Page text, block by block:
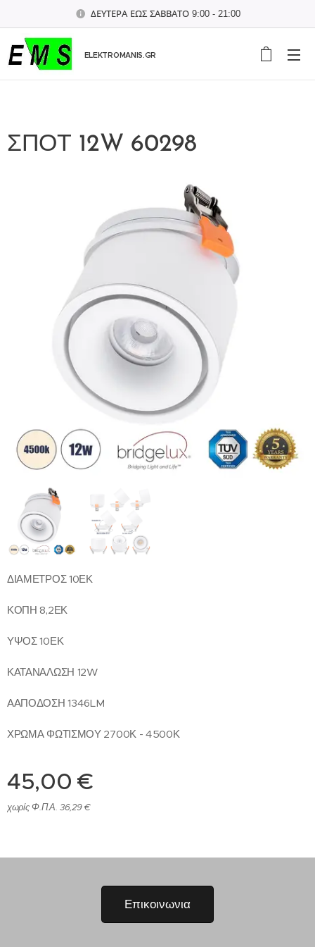
ΔΕΥΤΕΡΑ ΕΩΣ ΣΑΒΒΑΤΟ 9:00 - 21:00
ELEKTROMANIS.GR
ΣΠΟΤ 12W 60298
ΔΙΑΜΕΤΡΟΣ 10ΕΚ
ΚΟΠΗ 8,2ΕΚ
ΥΨΟΣ 10ΕΚ
ΚΑΤΑΝΑΛΩΣΗ 12W
ΑΑΠΟΔΟΣΗ 1346LM
ΧΡΩΜΑ ΦΩΤΙΣΜΟΥ 2700Κ - 4500Κ
45,00 €
χωρίς Φ.Π.Α. 36,29 €
Επικοινωνια